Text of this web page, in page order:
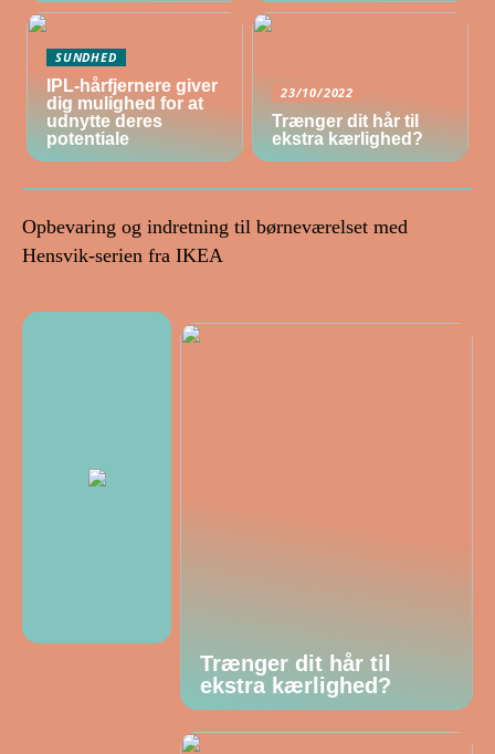
SUNDHED
IPL-hårfjernere giver
dig mulighed for at
udnytte deres
potentiale
23/10/2022
Trænger dit hår til
ekstra kærlighed?
Opbevaring og indretning til børneværelset med
Hensvik-serien fra IKEA
Trænger dit hår til
ekstra kærlighed?